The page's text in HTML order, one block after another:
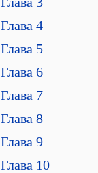
Глава 4
Глава 5
Глава 6
Глава 7
Глава 8
Глава 9
Глава 10